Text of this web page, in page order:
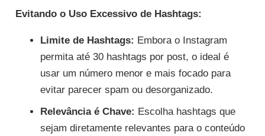
Evitando o Uso Excessivo de Hashtags:
Limite de Hashtags: Embora o Instagram
permita até 30 hashtags por post, o ideal é
usar um número menor e mais focado para
evitar parecer spam ou desorganizado.
Relevância é Chave: Escolha hashtags que
sejam diretamente relevantes para o conteúdo